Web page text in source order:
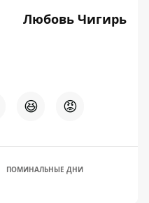
Любовь Чигирь
😆 😡
ПОМИНАЛЬНЫЕ ДНИ